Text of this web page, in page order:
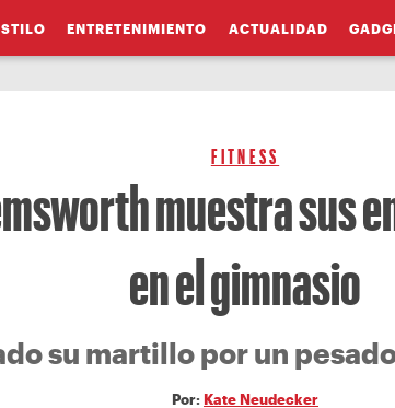
ENTRETENIMIENTO ACTUALIDAD
FITNESS
muestra sus
en el gimnasio
su martillo por un
Por: Kate Neudecker